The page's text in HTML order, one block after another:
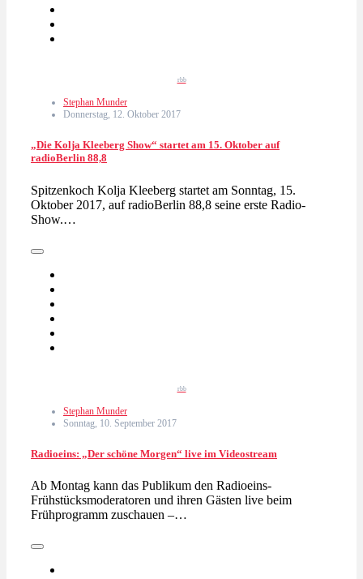
rbb
Stephan Munder
Donnerstag, 12. Oktober 2017
„Die Kolja Kleeberg Show“ startet am 15. Oktober auf
radioBerlin 88,8
Spitzenkoch Kolja Kleeberg startet am Sonntag, 15.
Oktober 2017, auf radioBerlin 88,8 seine erste Radio-
Show.…
rbb
Stephan Munder
Sonntag, 10. September 2017
Radioeins: „Der schöne Morgen“ live im Videostream
Ab Montag kann das Publikum den Radioeins-
Frühstücksmoderatoren und ihren Gästen live beim
Frühprogramm zuschauen –…